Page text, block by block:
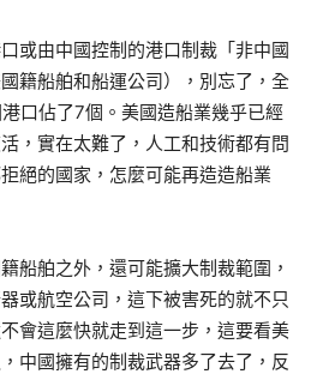
或由中國控制的港口制裁「非中國
籍船舶和船運公司），別忘了，全
口佔了7個。美國造船業幾乎已經
，實在太難了，人工和技術都有問
絕的國家，怎麼可能再造造船業
船舶之外，還可能擴大制裁範圍，
或航空公司，這下被害死的就不只
會這麼快就走到這一步，這要看美
中國擁有的制裁武器多了去了，反